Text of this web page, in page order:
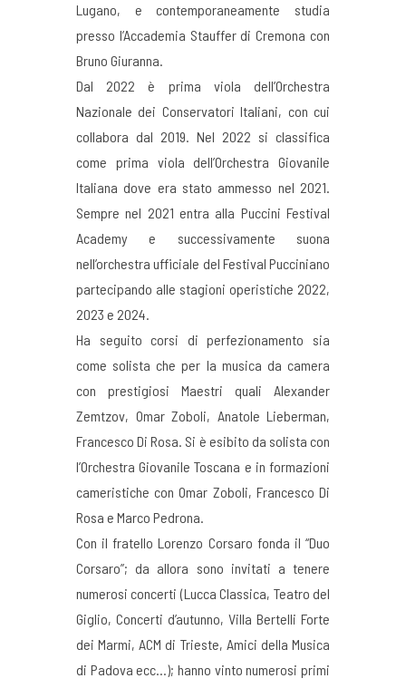
Lugano, e contemporaneamente studia
presso l’Accademia Stauffer di Cremona con
Bruno Giuranna.
Dal 2022 è prima viola dell’Orchestra
Nazionale dei Conservatori Italiani, con cui
collabora dal 2019. Nel 2022 si classifica
come prima viola dell’Orchestra Giovanile
Italiana dove era stato ammesso nel 2021.
Sempre nel 2021 entra alla Puccini Festival
Academy e successivamente suona
nell’orchestra ufficiale del Festival Pucciniano
partecipando alle stagioni operistiche 2022,
2023 e 2024.
Ha seguito corsi di perfezionamento sia
come solista che per la musica da camera
con prestigiosi Maestri quali Alexander
Zemtzov, Omar Zoboli, Anatole Lieberman,
Francesco Di Rosa. Si è esibito da solista con
l’Orchestra Giovanile Toscana e in formazioni
cameristiche con Omar Zoboli, Francesco Di
Rosa e Marco Pedrona.
Con il fratello Lorenzo Corsaro fonda il “Duo
Corsaro”; da allora sono invitati a tenere
numerosi concerti (Lucca Classica, Teatro del
Giglio, Concerti d’autunno, Villa Bertelli Forte
dei Marmi, ACM di Trieste, Amici della Musica
di Padova ecc…); hanno vinto numerosi primi